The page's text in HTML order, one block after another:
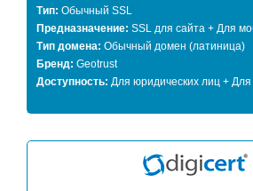
Тип: Обычный SSL
Предназначение: SSL для сайта + Для
Тип домена: Обычный домен (латиница)
Бренд: Geotrust
Доступность: Для юридических лиц +